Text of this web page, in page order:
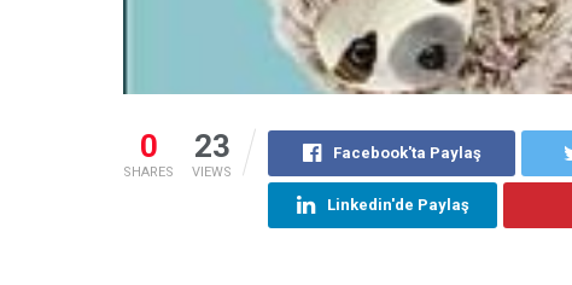
0
SHARES
23
VIEWS
Facebook'ta Paylaş
Linkedin'de Paylaş